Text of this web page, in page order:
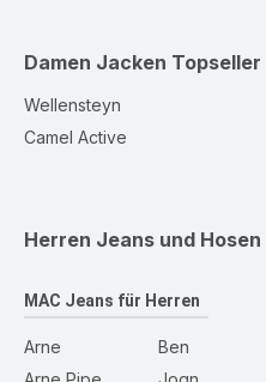
Damen Jacken Topseller
Wellensteyn
Camel Active
Herren Jeans und Hosen
MAC Jeans für Herren
Arne
Ben